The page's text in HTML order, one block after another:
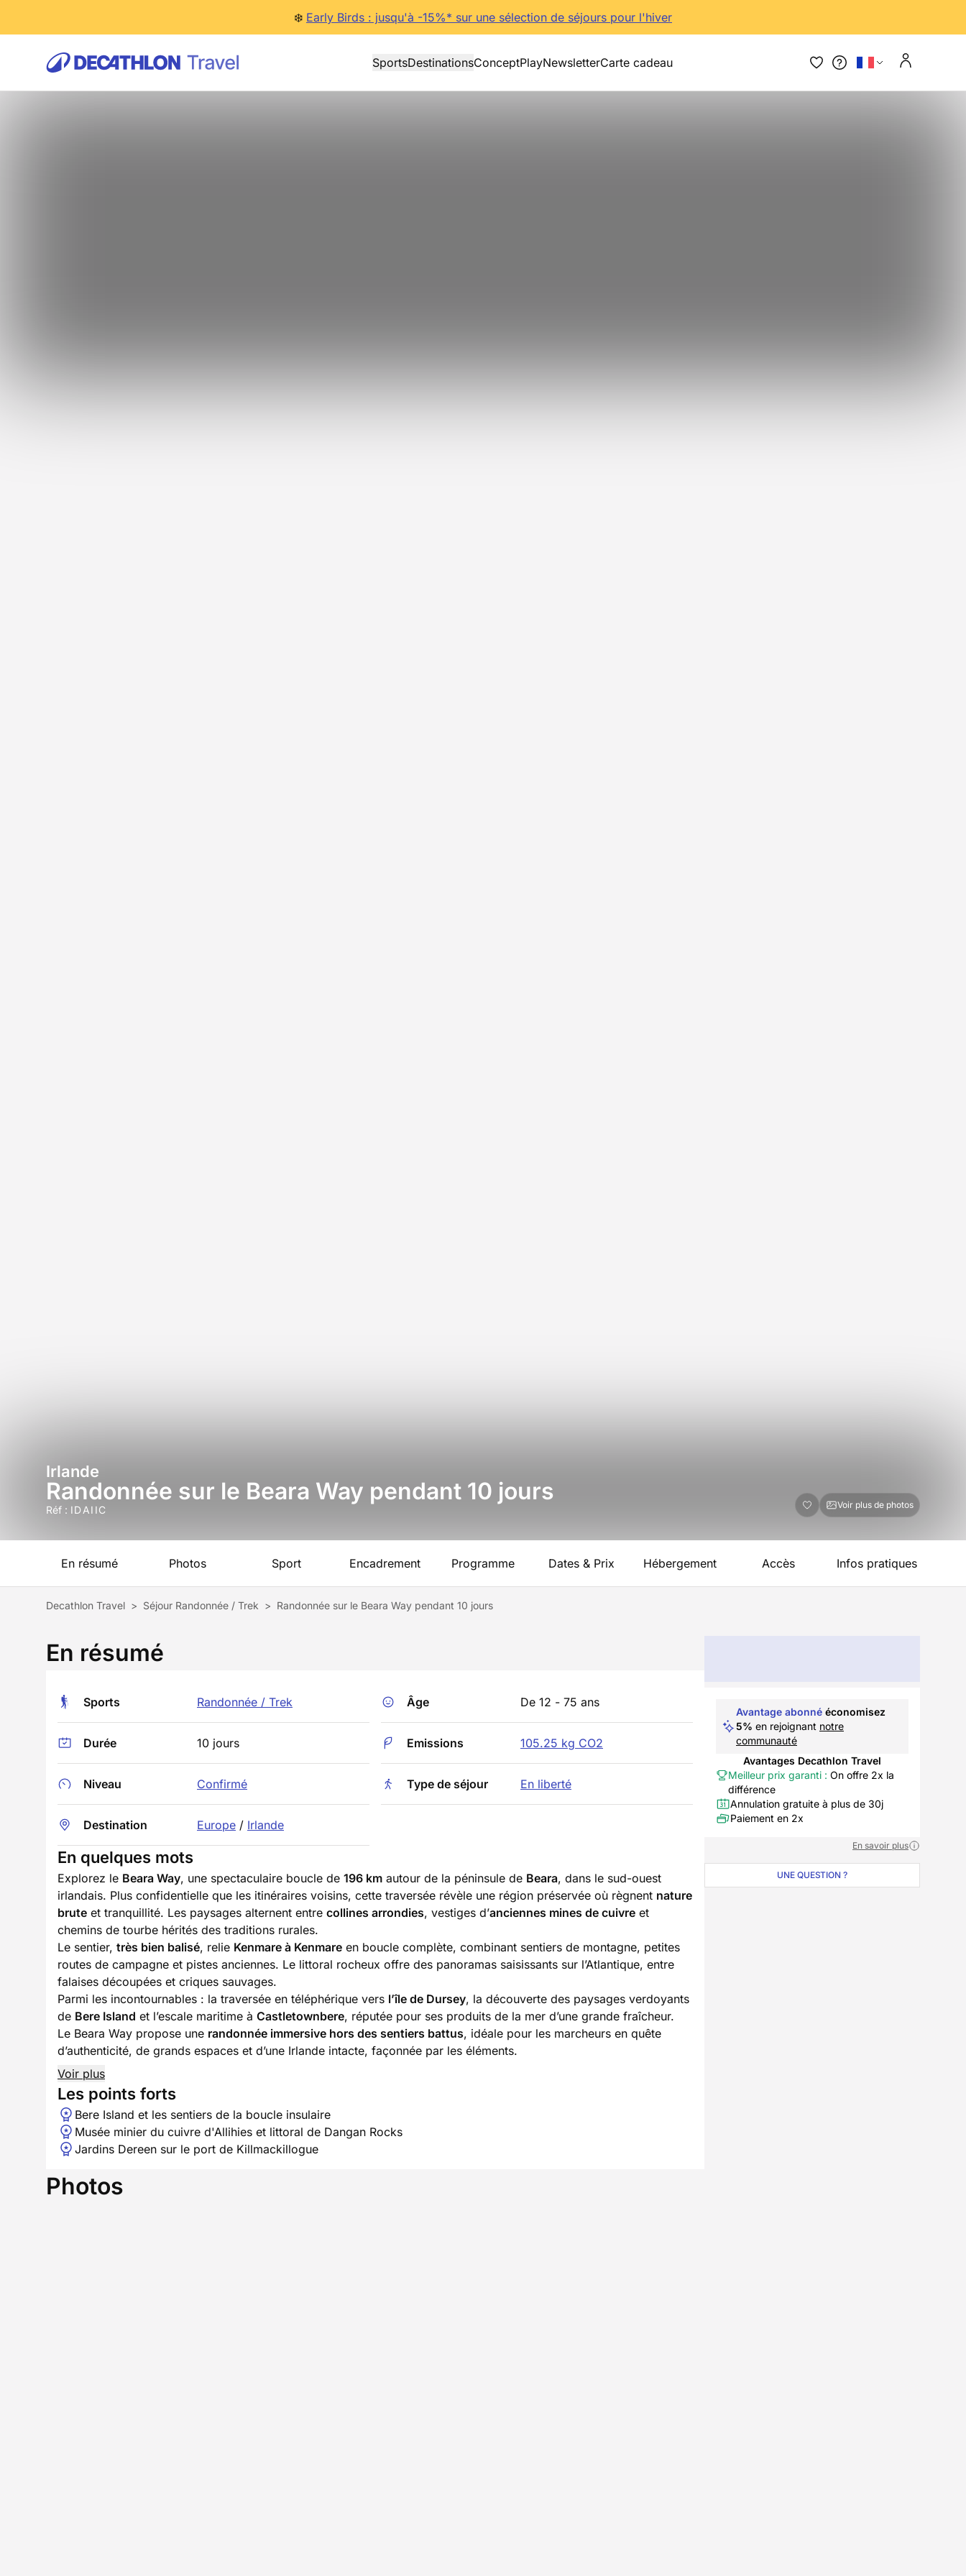
❄️ Early Birds : jusqu'à -15%* sur une sélection de séjours pour l'hiver
SportsDestinationsConceptPlayNewsletterCarte cadeau
Irlande
Randonnée sur le Beara Way pendant 10 jours
Réf : IDAIIC Voir plus de photos
En résumé Photos Sport Encadrement Programme Dates & Prix Hébergement Accès Infos pratiques
Decathlon Travel > Séjour Randonnée / Trek > Randonnée sur le Beara Way pendant 10 jours
En résumé
Sports Randonnée / Trek
Durée 10 jours
Niveau Confirmé
Destination Europe / Irlande
Âge De 12 - 75 ans
Emissions 105.25 kg CO2
Type de séjour En liberté
En quelques mots
Explorez le Beara Way, une spectaculaire boucle de 196 km autour de la péninsule de Beara, dans le sud-ouest
irlandais. Plus confidentielle que les itinéraires voisins, cette traversée révèle une région préservée où règnent nature
brute et tranquillité. Les paysages alternent entre collines arrondies, vestiges d’anciennes mines de cuivre et
chemins de tourbe hérités des traditions rurales.
Le sentier, très bien balisé, relie Kenmare à Kenmare en boucle complète, combinant sentiers de montagne, petites
routes de campagne et pistes anciennes. Le littoral rocheux offre des panoramas saisissants sur l’Atlantique, entre
falaises découpées et criques sauvages.
Parmi les incontournables : la traversée en téléphérique vers l’île de Dursey, la découverte des paysages verdoyants
de Bere Island et l’escale maritime à Castletownbere, réputée pour ses produits de la mer d’une grande fraîcheur.
Le Beara Way propose une randonnée immersive hors des sentiers battus, idéale pour les marcheurs en quête
d’authenticité, de grands espaces et d’une Irlande intacte, façonnée par les éléments.
Voir plus
Les points forts
Bere Island et les sentiers de la boucle insulaire
Musée minier du cuivre d'Allihies et littoral de Dangan Rocks
Jardins Dereen sur le port de Killmackillogue
Photos
Avantage abonné économisez
5% en rejoignant notre
communauté
Avantages Decathlon Travel
Meilleur prix garanti : On offre 2x la
différence
Annulation gratuite à plus de 30j
Paiement en 2x
En savoir plus
UNE QUESTION ?